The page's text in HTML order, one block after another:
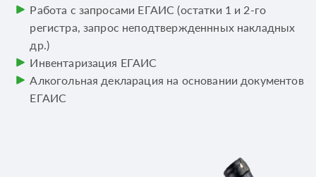
Работа с запросами ЕГАИС (остатки 1 и 2-го
регистра, запрос неподтвержденнных накладных
др.)
Инвентаризация ЕГАИС
Алкогольная декларация на основании документов
ЕГАИС